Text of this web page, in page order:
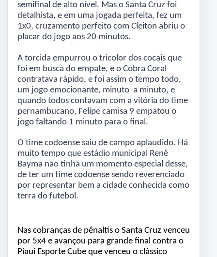
semifinal de alto nível. Mas o Santa Cruz foi
detalhista, e em uma jogada perfeita, fez um
1x0, cruzamento perfeito com Cleiton abriu o
placar do jogo aos 20 minutos.
A torcida empurrou o tricolor dos cocais que
foi em busca do empate, e o Cobra Coral
contratava rápido, e foi assim o tempo todo,
um jogo emocionante, minuto a minuto, e
quando todos contavam com a vitória do time
pernambucano, Felipe camisa 9 empatou o
jogo faltando 1 minuto para o final.
O time codoense saiu de campo aplaudido. Há
muito tempo que estádio municipal Renê
Bayma não tinha um momento especial desse,
de ter um time codoense sendo reverenciado
por representar bem a cidade conhecida como
terra do futebol.
Nas cobranças de pênaltis o Santa Cruz venceu
por 5x4 e avançou para grande final contra o
Piaui Esporte Cube que venceu o clássico